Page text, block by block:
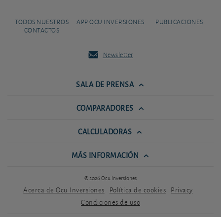
TODOS NUESTROS
CONTACTOS
APP OCU INVERSIONES PUBLICACIONES
Newsletter
SALA DE PRENSA
COMPARADORES
CALCULADORAS
MÁS INFORMACIÓN
© 2026 Ocu Inversiones
Acerca de Ocu Inversiones Política de cookies Privacy
Condiciones de uso